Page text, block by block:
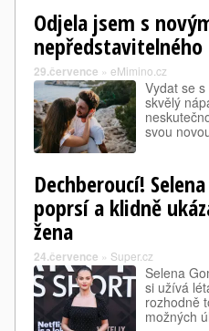
Odjela jsem s
nepředstavitelného
29.července » eMimino.cz
Vydat se
skvělý
svou
Dechberoucí!
poprsí a klidně
žena
24.července » Super.cz
Selena
si užívá
rozhodně
možných